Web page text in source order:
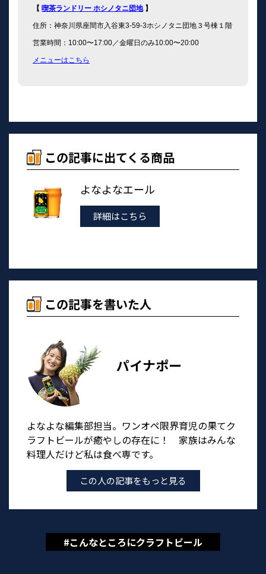
【 喫茶ランドリー ホシノタニ団地】
住所：神奈川県座間市入谷東3-59-3ホシノタニ団地３号棟１階
営業時間：10:00〜17:00／金曜日のみ10:00〜20:00
メニューはこちら
この記事に出てくる商品
よなよなエール
詳細はこちら
この記事を書いた人
パイナポー
よなよな編集部担当。ワンオペ限界育児の果てク
ラフトビールが癒やしの存在に！ 家族はみんな
料理人だけど私は食べ専です。
この人の記事をもっと見る
#こんなところにクラフトビール